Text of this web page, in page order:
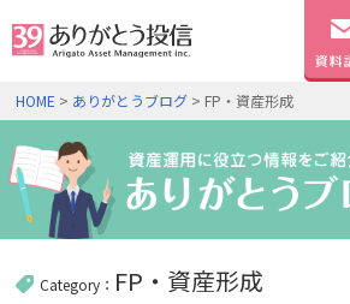
請
HOME > ありがとうブログ > FP・資産形成
Category： FP・資産形成